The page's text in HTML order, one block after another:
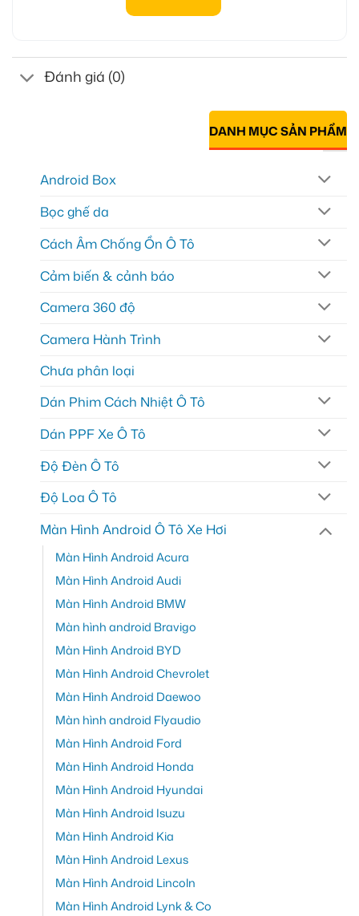
Đánh giá (0)
DANH MỤC SẢN PHẨM
Android Box
Bọc ghế da
Cách Âm Chống Ồn Ô Tô
Cảm biến & cảnh báo
Camera 360 độ
Camera Hành Trình
Chưa phân loại
Dán Phim Cách Nhiệt Ô Tô
Dán PPF Xe Ô Tô
Độ Đèn Ô Tô
Độ Loa Ô Tô
Màn Hình Android Ô Tô Xe Hơi
Màn Hình Android Acura
Màn Hình Android Audi
Màn Hình Android BMW
Màn hình android Bravigo
Màn Hình Android BYD
Màn Hình Android Chevrolet
Màn Hình Android Daewoo
Màn hình android Flyaudio
Màn Hình Android Ford
Màn Hình Android Honda
Màn Hình Android Hyundai
Màn Hình Android Isuzu
Màn Hình Android Kia
Màn Hình Android Lexus
Màn Hình Android Lincoln
Màn Hình Android Lynk & Co